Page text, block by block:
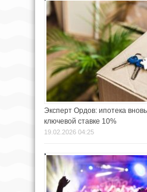
Эксперт Ордов: ипотека
ключевой ставке 10%
19.02.2026 04:25